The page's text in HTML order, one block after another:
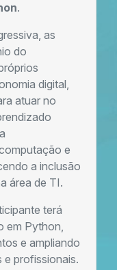
.
as
do
digital,
atuar no
e
a inclusão
área de TI.
terá
em Python,
e ampliando
e profissionais.